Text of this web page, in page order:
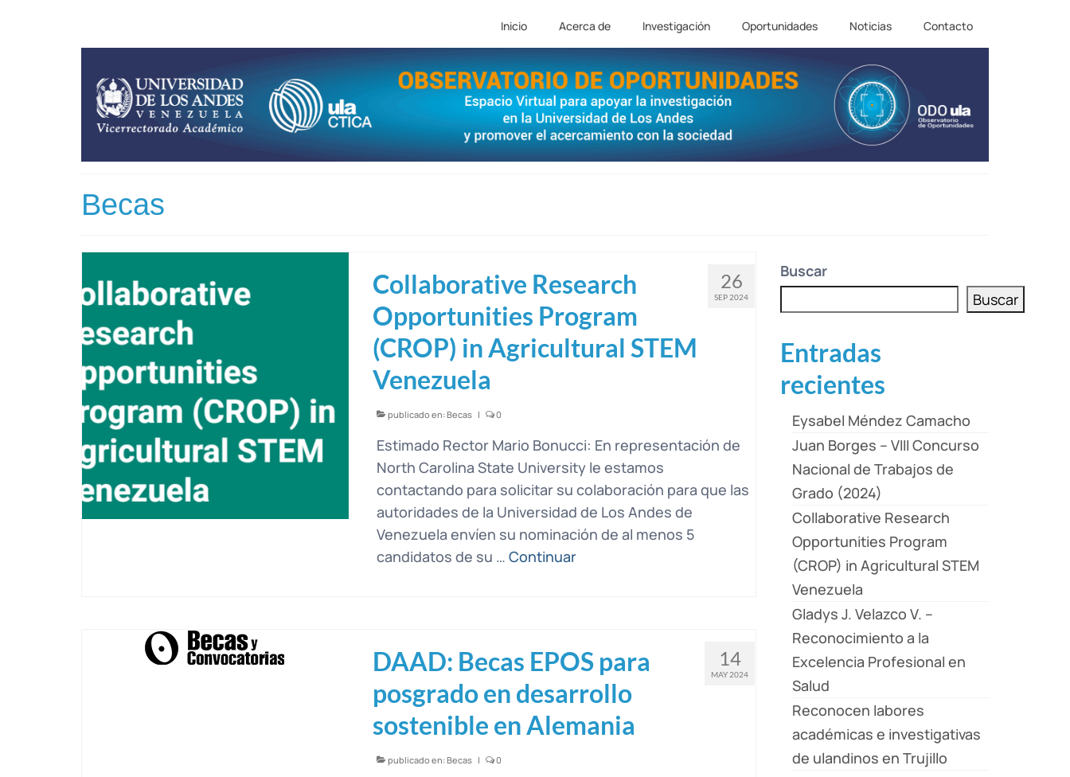
Inicio Acerca de Investigación Oportunidades Noticias Contacto
Becas
26
SEP 2024
Collaborative Research
Opportunities Program
(CROP) in Agricultural STEM
Venezuela
publicado en:Becas | 0
Estimado Rector Mario Bonucci: En representación de
North Carolina State University le estamos
contactando para solicitar su colaboración para que las
autoridades de la Universidad de Los Andes de
Venezuela envíen su nominación de al menos 5
candidatos de su … Continuar
14
MAY 2024
DAAD: Becas EPOS para
posgrado en desarrollo
sostenible en Alemania
publicado en:Becas | 0
Buscar
Buscar
Entradas
recientes
Eysabel Méndez Camacho
Juan Borges – VIII Concurso
Nacional de Trabajos de
Grado (2024)
Collaborative Research
Opportunities Program
(CROP) in Agricultural STEM
Venezuela
Gladys J. Velazco V. –
Reconocimiento a la
Excelencia Profesional en
Salud
Reconocen labores
académicas e investigativas
de ulandinos en Trujillo